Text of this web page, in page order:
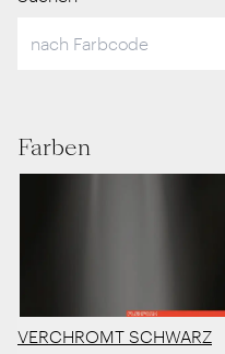
Farben
VERCHROMT SCHWARZ